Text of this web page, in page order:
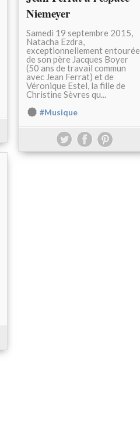
Niemeyer
Samedi 19 septembre 2015,
Natacha Ezdra,
exceptionnellement entourée
de son père Jacques Boyer
(50 ans de travail commun
avec Jean Ferrat) et de
Véronique Estel, la fille de
Christine Sèvres qu...
#Musique